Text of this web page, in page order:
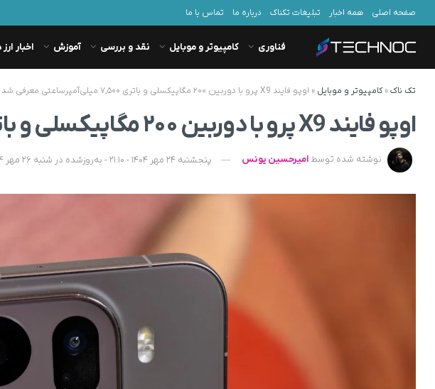
صفحه اصلی همه اخبار تبلیغات تکناک درباره ما تماس با ما
فناوری کامپیوتر و موبایل نقد و بررسی آموزش اخبار
تک ناک»کامپیوتر و موبایل » اوپو فایند X9 پرو با دوربین ۲۰۰ مگاپیکسلی و باتری ۷,۵۰۰ میلی‌آمپرساعتی معرفی شد
اوپو فایند X9 پرو با دوربین ۲۰۰ مگاپیکسلی و باتری ۷,۵۰۰ میلی‌آمپرساعتی معرفی شد
نوشته شده توسط امیرحسین یونس پنجشنبه 24 مهر 1404 - 21:10 - به‌روزشده در شنبه 26 مهر 1404 - 10:09